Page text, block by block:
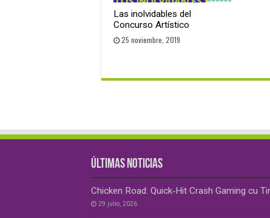
Las inolvidables del
Concurso Artístico
25 noviembre, 2019
ÚLTIMAS NOTICIAS
Chicken Road: Quick‑Hit Crash Gaming cu
29 julio, 2026